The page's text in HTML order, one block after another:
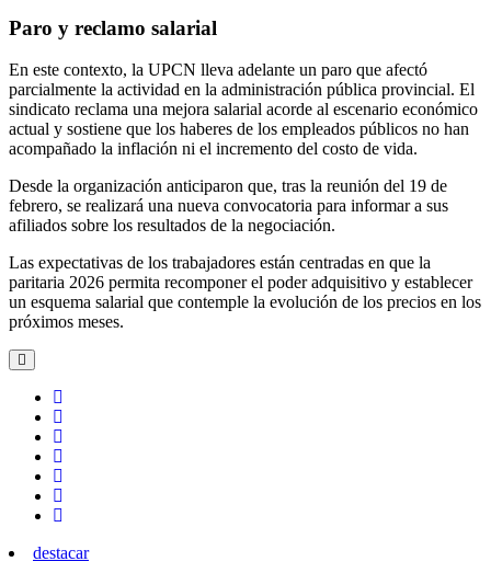
Paro y reclamo salarial
En este contexto, la UPCN lleva adelante un paro que afectó
parcialmente la actividad en la administración pública provincial. El
sindicato reclama una mejora salarial acorde al escenario económico
actual y sostiene que los haberes de los empleados públicos no han
acompañado la inflación ni el incremento del costo de vida.
Desde la organización anticiparon que, tras la reunión del 19 de
febrero, se realizará una nueva convocatoria para informar a sus
afiliados sobre los resultados de la negociación.
Las expectativas de los trabajadores están centradas en que la
paritaria 2026 permita recomponer el poder adquisitivo y establecer
un esquema salarial que contemple la evolución de los precios en los
próximos meses.
destacar